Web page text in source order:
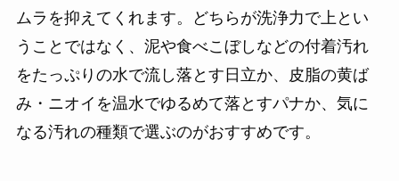
ムラを抑えてくれます。どちらが洗浄力で上とい
うことではなく、泥や食べこぼしなどの付着汚れ
をたっぷりの水で流し落とす日立か、皮脂の黄ば
み・ニオイを温水でゆるめて落とすパナか、気に
なる汚れの種類で選ぶのがおすすめです。